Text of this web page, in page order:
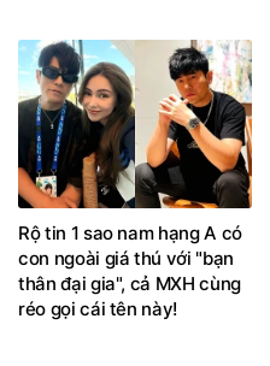
Rộ tin 1 sao nam hạng A có
con ngoài giá thú với "bạn
thân đại gia", cả MXH cùng
réo gọi cái tên này!